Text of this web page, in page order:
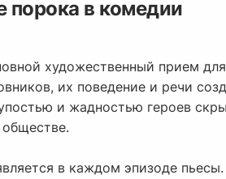
порока в комедии
художественный прием
их поведение и речи
и жадностью героев
в каждом эпизоде